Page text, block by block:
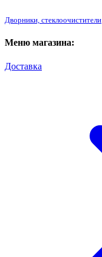
Дворники, стеклоочистители
Меню магазина:
Доставка